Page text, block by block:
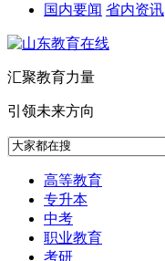
国内要闻 省内资讯
汇聚教育力量
引领未来方向
高等教育
专升本
中考
职业教育
考研